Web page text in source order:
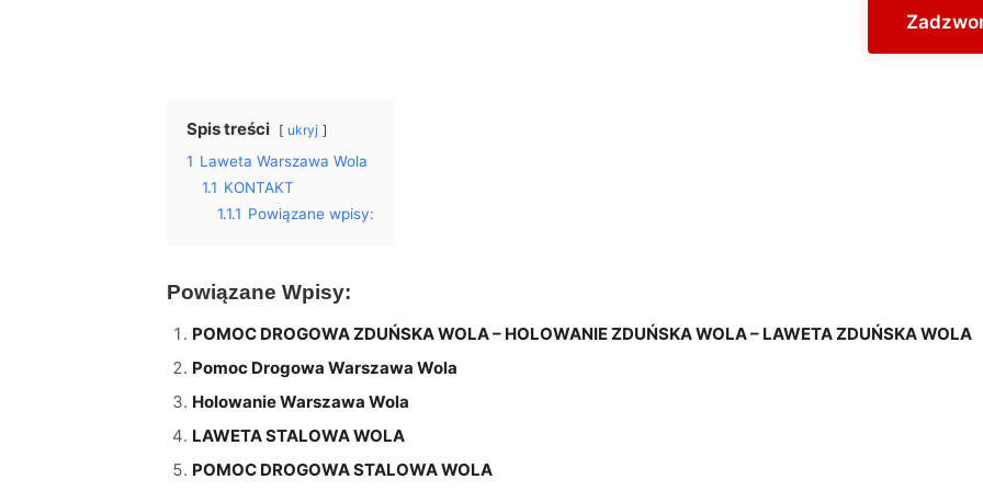
Spis treści ukryj
1 Laweta Warszawa Wola
1.1 KONTAKT
1.1.1 Powiązane wpisy:
Powiązane Wpisy:
POMOC DROGOWA ZDUŃSKA WOLA – HOLOWANIE ZDUŃSKA WOLA – LAWETA ZDUŃSKA WOLA
Pomoc Drogowa Warszawa Wola
Holowanie Warszawa Wola
LAWETA STALOWA WOLA
POMOC DROGOWA STALOWA WOLA